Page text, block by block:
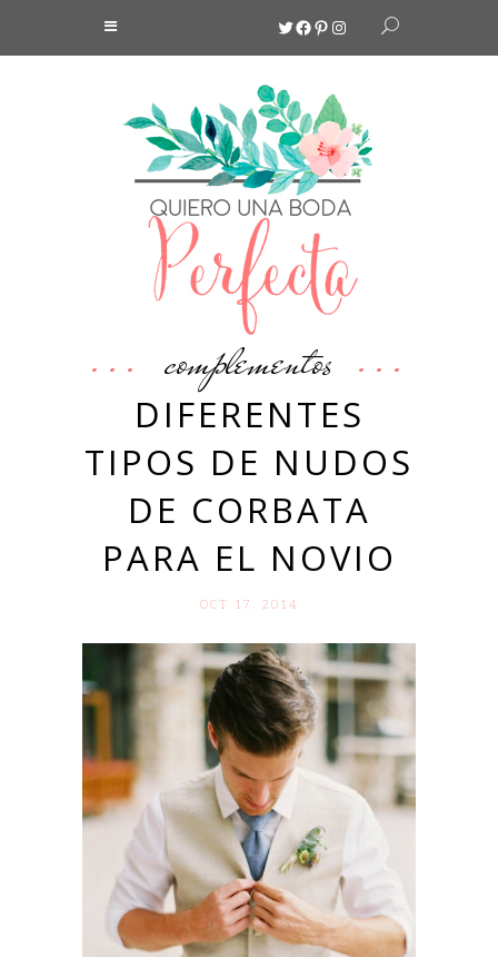
Twitter
Facebook
Pinterest
Instagram
complementos
DIFERENTES
TIPOS DE NUDOS
DE CORBATA
PARA EL NOVIO
OCT 17. 2014